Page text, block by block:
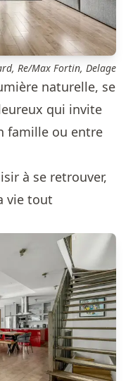
Re/Max Fortin, Delage
naturelle, se
qui invite
famille ou entre
à se retrouver,
vie tout